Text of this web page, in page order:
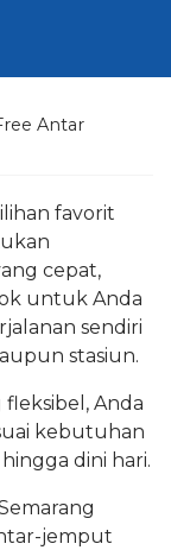
Antar
favorit
cepat,
untuk Anda
sendiri
stasiun.
Anda
kebutuhan
dini hari.
jemput